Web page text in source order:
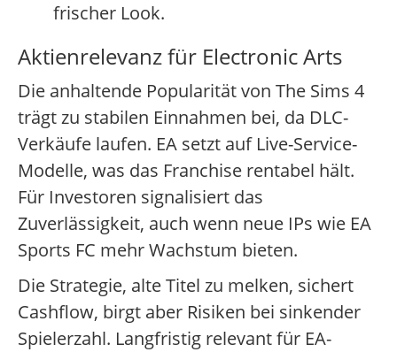
frischer Look.
Aktienrelevanz für Electronic Arts
Die anhaltende Popularität von The Sims 4
trägt zu stabilen Einnahmen bei, da DLC-
Verkäufe laufen. EA setzt auf Live-Service-
Modelle, was das Franchise rentabel hält.
Für Investoren signalisiert das
Zuverlässigkeit, auch wenn neue IPs wie EA
Sports FC mehr Wachstum bieten.
Die Strategie, alte Titel zu melken, sichert
Cashflow, birgt aber Risiken bei sinkender
Spielerzahl. Langfristig relevant für EA-